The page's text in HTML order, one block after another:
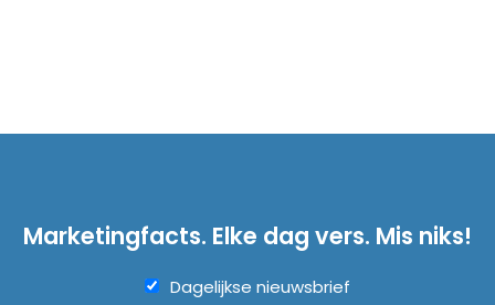
Marketingfacts. Elke dag vers. Mis niks!
Dagelijkse nieuwsbrief